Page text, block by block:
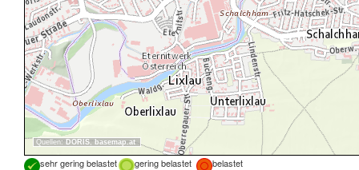
Quellen: DORIS, basemap.at
sehr gering belastet gering belastet
belastet